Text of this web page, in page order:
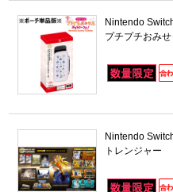
Nintendo
プチプチおみ
Nintendo
トレンジャー